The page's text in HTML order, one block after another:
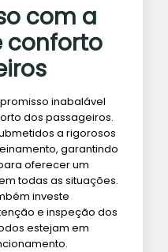
com a
conforto
inabalável
dos passageiros.
a rigorosos
garantindo
oferecer um
todas as situações.
investe
e inspeção dos
estejam em